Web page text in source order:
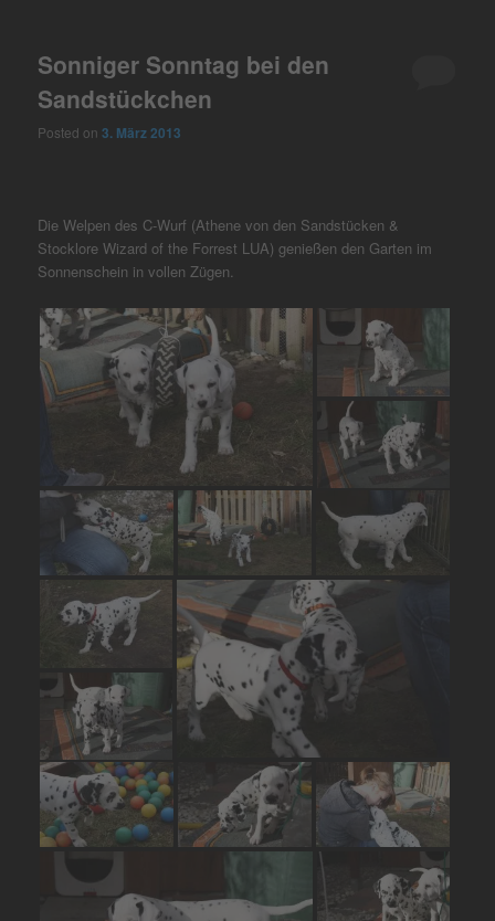
Sonniger Sonntag bei den
Sandstückchen
Posted on3. März 2013
Die Welpen des C-Wurf (Athene von den Sandstücken &
Stocklore Wizard of the Forrest LUA) genießen den Garten im
Sonnenschein in vollen Zügen.